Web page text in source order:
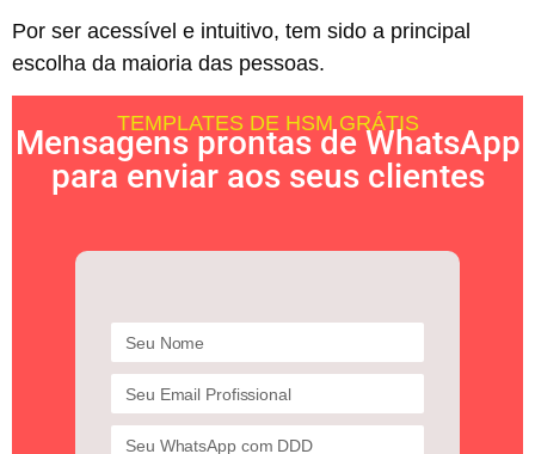
Por ser acessível e intuitivo, tem sido a principal
escolha da maioria das pessoas.
TEMPLATES DE HSM GRÁTIS
Mensagens prontas de WhatsApp
para enviar aos seus clientes